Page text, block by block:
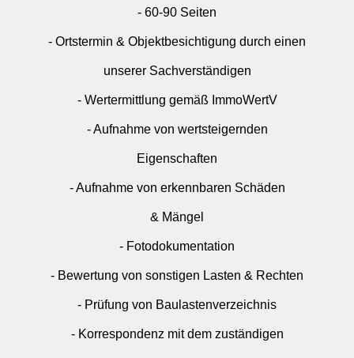
- 60-90 Seiten
- Ortstermin & Objektbesichtigung durch einen
unserer Sachverständigen
- Wertermittlung gemäß ImmoWertV
- Aufnahme von wertsteigernden
Eigenschaften
- Aufnahme von erkennbaren Schäden
& Mängel
- Fotodokumentation
- Bewertung von sonstigen Lasten & Rechten
- Prüfung von Baulastenverzeichnis
- Korrespondenz mit dem zuständigen